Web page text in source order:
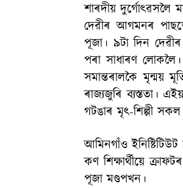
শাৰদীয় দুৰ্গোৎৱসলৈ
দেৱীৰ আগমনৰ
পূজা। ৯টা দিন
পৰা সাধাৰণ
সমান্তৰালকৈ মৃন্ময়
ৰাজ্যজুৰি ব্যস্ততা।
গটঙাৰ মৃৎ-শিল্পী
আমিনগাঁও
কণ শিক্ষাৰ্থীয়ে
পূজা মণ্ডপখন।